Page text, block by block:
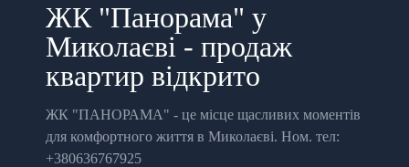
ЖК "Панорама" у
Миколаєві - продаж
квартир відкрито
ЖК "ПАНОРАМА" - це місце щасливих моментів
для комфортного життя в Миколаєві. Ном. тел:
+380636767925